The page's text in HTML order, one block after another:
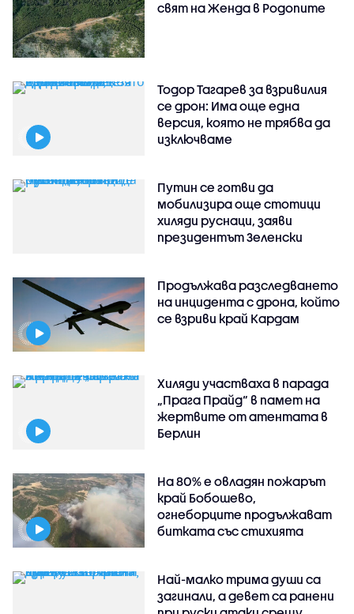
свят на Женда в Родопите
Тодор Тагарев за взривилия
се дрон: Има още една
версия, която не трябва да
изключваме
Путин се готви да
мобилизира още стотици
хиляди руснаци, заяви
президентът Зеленски
Продължава разследването
на инцидента с дрона, който
се взриви край Кардам
Хиляди участваха в парада
„Прага Прайд“ в памет на
жертвите от атентата в
Берлин
На 80% е овладян пожарът
край Бобошево,
огнеборците продължават
битката със стихията
Най-малко трима души са
загинали, а девет са ранени